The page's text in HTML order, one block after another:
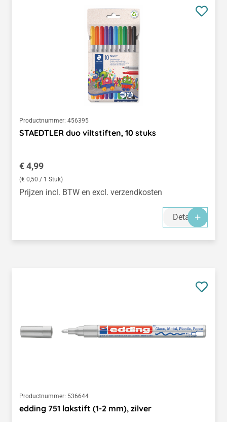
Productnummer: 456395
STAEDTLER duo viltstiften, 10 stuks
Normale prijs:
€ 4,99
(€ 0,50 / 1 Stuk)
Prijzen incl. BTW en excl. verzendkosten
Details
Productnummer: 536644
edding 751 lakstift (1-2 mm), zilver